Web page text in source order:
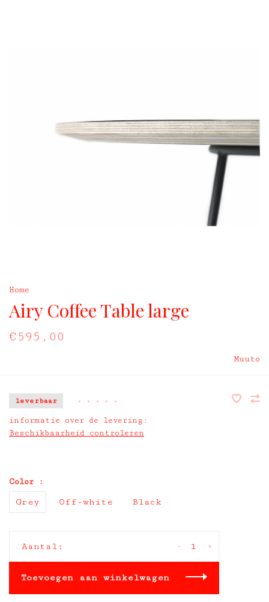
Home
Airy Coffee Table large
€595,00
Muuto
leverbaar • • • • •
informatie over de levering:
Beschikbaarheid controleren
Color :
Grey Off-white Black
Aantal: +
-
Toevoegen aan winkelwagen